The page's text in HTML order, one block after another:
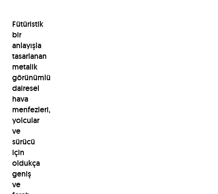
Fütüristik
bir
anlayışla
tasarlanan
metalik
görünümlü
dairesel
hava
menfezleri,
yolcular
ve
sürücü
için
oldukça
geniş
ve